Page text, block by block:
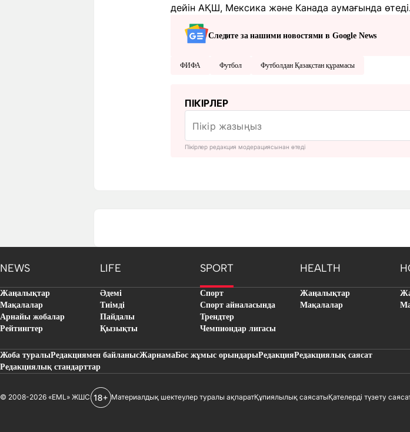
дейін АҚШ, Мексика және Канада аумағында
Следите за нашими новостями в Google News
ФИФА Футбол Футболдан Қазақстан құрамасы
ПІКІРЛЕР
Пікірлер редакция модерациясынан өтеді
NEWS LIFE SPORT HEALTH
Жаңалықтар
Мақалалар
Арнайы жобалар
Рейтингтер
Әдемі
Тиімді
Пайдалы
Қызықты
Спорт
Спорт айналасында
Трендтер
Чемпиондар лигасы
Жаңалықтар
Мақалалар
Жоба туралыРедакциямен байланысЖарнамаБос жұмыс орындарыРедакцияРедакциялық саясат
Редакциялық стандарттар
© 2008-2026 «EML» ЖШС Материалдық шектеулер туралы ақпаратҚұпиялылық саясатыҚателерді түзету